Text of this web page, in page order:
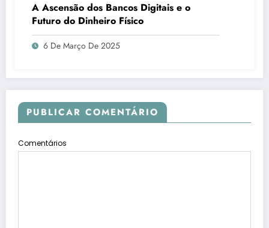
A Ascensão dos Bancos Digitais e o
Futuro do Dinheiro Físico
6 De Março De 2025
PUBLICAR COMENTÁRIO
Comentários